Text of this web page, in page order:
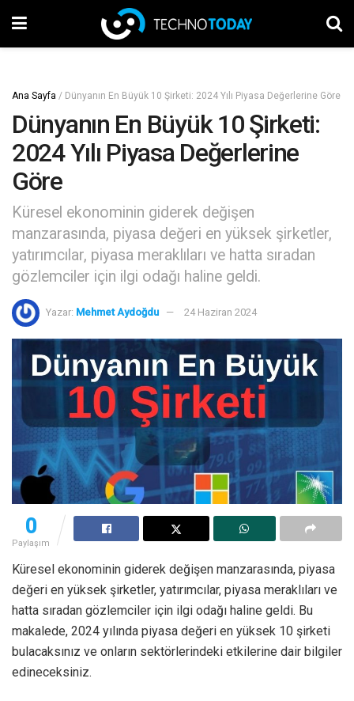
Ana Sayfa / Dünyanın En Büyük 10 Şirketi: 2024 Yılı Piyasa Değerlerine Göre
Dünyanın En Büyük 10 Şirketi:
2024 Yılı Piyasa Değerlerine
Göre
Küresel ekonominin giderek değişen
manzarasında, piyasa değeri en yüksek şirketler,
yatırımcılar, piyasa meraklıları ve hatta sıradan
gözlemciler için ilgi odağı haline geldi.
Yazar: Mehmet Aydoğdu 24 Haziran 2024
0
Paylaşım
Küresel ekonominin giderek değişen manzarasında, piyasa
değeri en yüksek şirketler, yatırımcılar, piyasa meraklıları ve
hatta sıradan gözlemciler için ilgi odağı haline geldi. Bu
makalede, 2024 yılında piyasa değeri en yüksek 10 şirketi
bulacaksınız ve onların sektörlerindeki etkilerine dair bilgiler
edineceksiniz.